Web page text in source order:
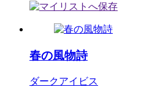
春の風物詩
ダークアイビス